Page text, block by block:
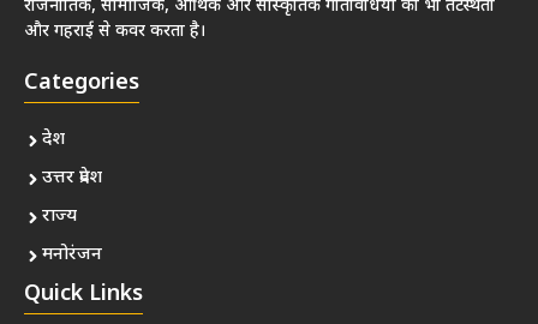
राजनीतिक, सामाजिक, आर्थिक और सांस्कृतिक गतिविधियों को भी तटस्थता
और गहराई से कवर करता है।
Categories
देश
उत्तर प्रदेश
राज्य
मनोरंजन
Quick Links